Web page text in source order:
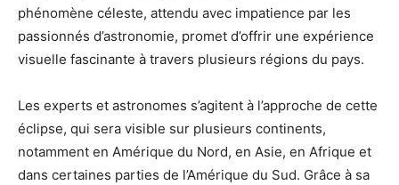
phénomène céleste, attendu avec impatience par les
passionnés d’astronomie, promet d’offrir une expérience
visuelle fascinante à travers plusieurs régions du pays.
Les experts et astronomes s’agitent à l’approche de cette
éclipse, qui sera visible sur plusieurs continents,
notamment en Amérique du Nord, en Asie, en Afrique et
dans certaines parties de l’Amérique du Sud. Grâce à sa